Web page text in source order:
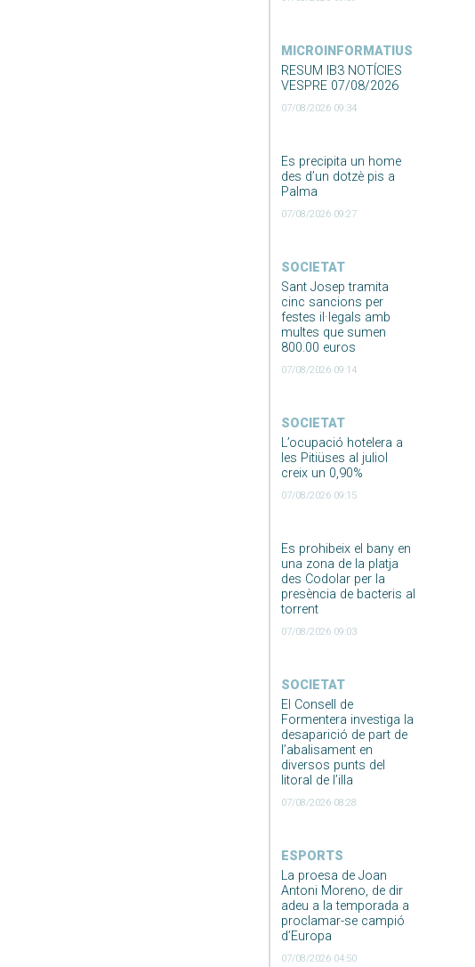
MICROINFORMATIUS
RESUM IB3 NOTÍCIES
VESPRE 07/08/2026
07/08/2026 09:34
Es precipita un home
des d’un dotzè pis a
Palma
07/08/2026 09:27
SOCIETAT
Sant Josep tramita
cinc sancions per
festes il·legals amb
multes que sumen
800.00 euros
07/08/2026 09:14
SOCIETAT
L’ocupació hotelera a
les Pitiüses al juliol
creix un 0,90%
07/08/2026 09:15
Es prohibeix el bany en
una zona de la platja
des Codolar per la
presència de bacteris al
torrent
07/08/2026 09:03
SOCIETAT
El Consell de
Formentera investiga la
desaparició de part de
l’abalisament en
diversos punts del
litoral de l’illa
07/08/2026 08:28
ESPORTS
La proesa de Joan
Antoni Moreno, de dir
adeu a la temporada a
proclamar-se campió
d’Europa
07/08/2026 04:50